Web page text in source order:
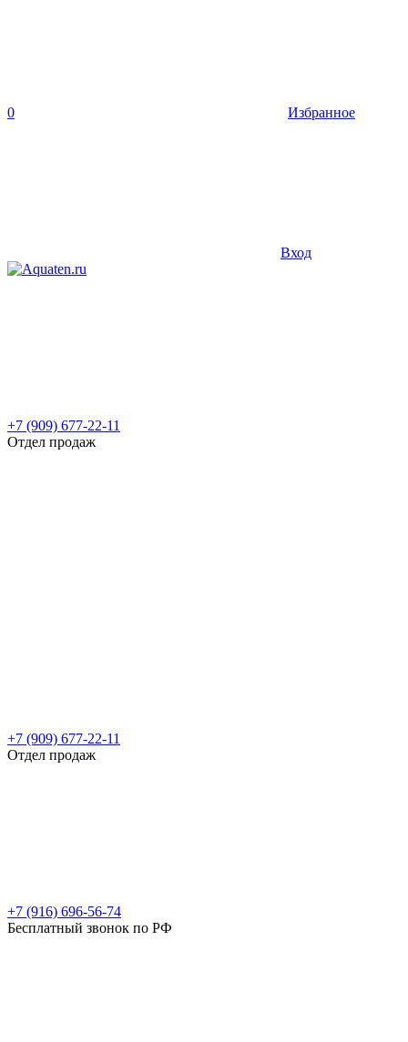
0 Избранное
Вход
+7 (909) 677-22-11
Отдел продаж
+7 (909) 677-22-11
Отдел продаж
+7 (916) 696-56-74
Бесплатный звонок по РФ